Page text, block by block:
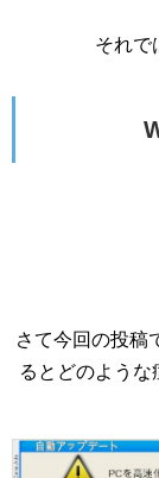
それで
さて今回の投稿
るとどのよう